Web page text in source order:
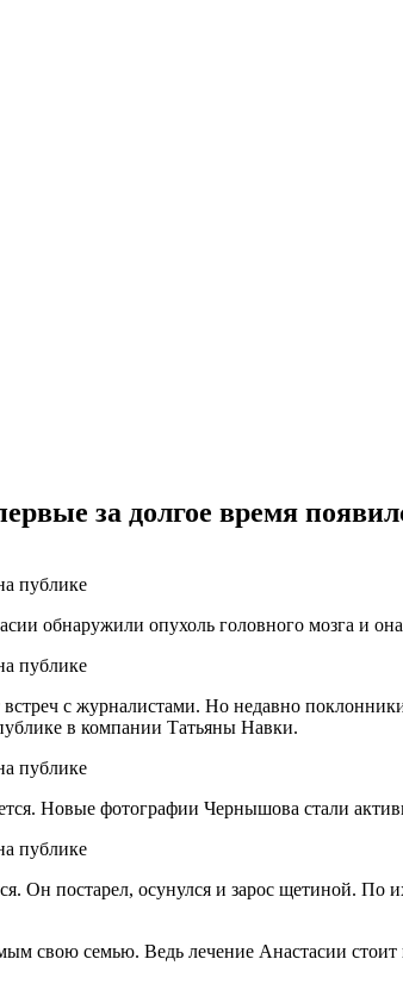
за долгое время
обнаружили опухоль головного мозга и
с журналистами. Но недавно
в компании Татьяны Навки.
Новые фотографии Чернышова стали
Он постарел, осунулся и зарос щетиной. По
свою семью. Ведь лечение Анастасии